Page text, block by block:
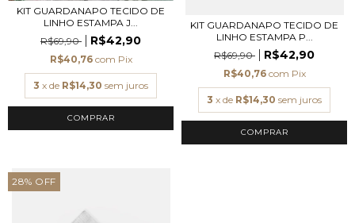
KIT GUARDANAPO TECIDO DE
LINHO ESTAMPA J...
R$69,90
R$42,90
R$40,76 com Pix
3 x de R$14,30 sem juros
KIT GUARDANAPO TECIDO DE
LINHO ESTAMPA P...
R$69,90
R$42,90
R$40,76 com Pix
3 x de R$14,30 sem juros
28% OFF